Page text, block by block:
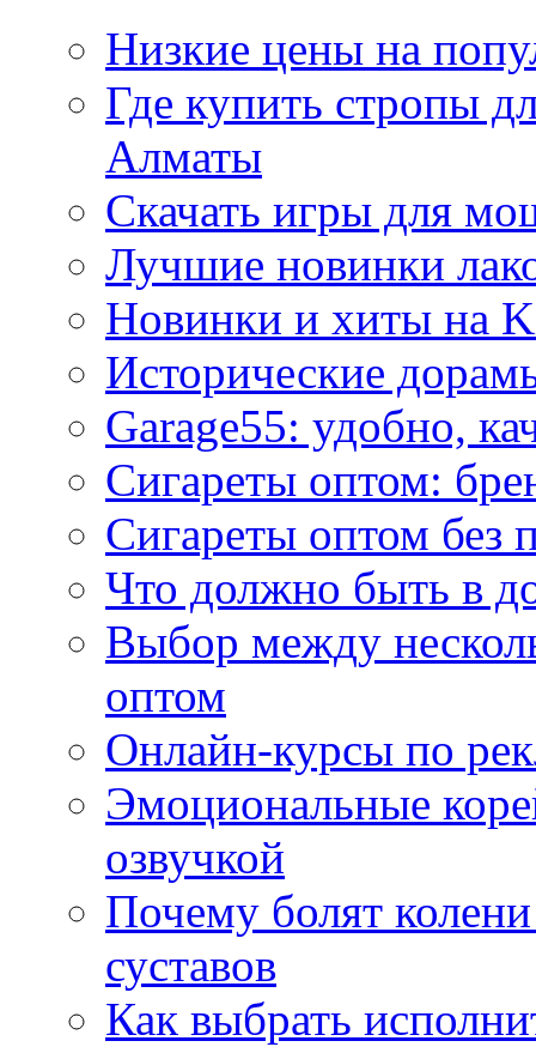
Низкие цены на
Где купить стропы
Алматы
Скачать игры для
Лучшие новинки
Новинки и хиты на
Исторические
Garage55: удобно,
Сигареты оптом:
Сигареты оптом без
Что должно быть в
Выбор между
оптом
Онлайн-курсы по
Эмоциональные
озвучкой
Почему болят
суставов
Как выбрать